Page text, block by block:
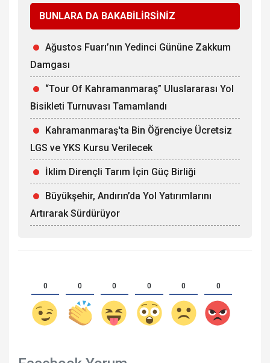
BUNLARA DA BAKABİLİRSİNİZ
Ağustos Fuarı’nın Yedinci Gününe Zakkum
Damgası
“Tour Of Kahramanmaraş” Uluslararası Yol
Bisikleti Turnuvası Tamamlandı
Kahramanmaraş'ta Bin Öğrenciye Ücretsiz
LGS ve YKS Kursu Verilecek
İklim Dirençli Tarım İçin Güç Birliği
Büyükşehir, Andırın’da Yol Yatırımlarını
Artırarak Sürdürüyor
0 0 0 0 0 0